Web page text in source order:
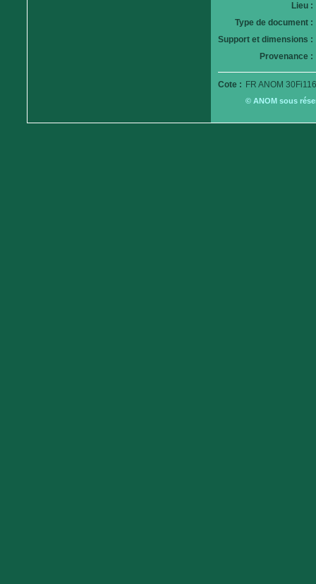
Lieu :
Type de document :
Support et dimensions :
Provenance :
Cote : FR ANOM
© ANOM sous